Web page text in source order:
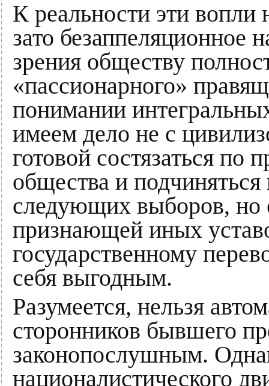
К реальности эти
зато безаппеляционное
зрения обществу
«пассионарного»
понимании
имеем дело не с
готовой состязаться по
общества и
следующих выборов, но
признающей иных
государственному
себя выгодным.
Разумеется, нельзя
сторонников бывшего
законопослушным.
националистического